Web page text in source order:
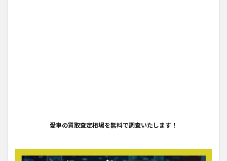
愛車の買取査定相場を無料で調査いたします！